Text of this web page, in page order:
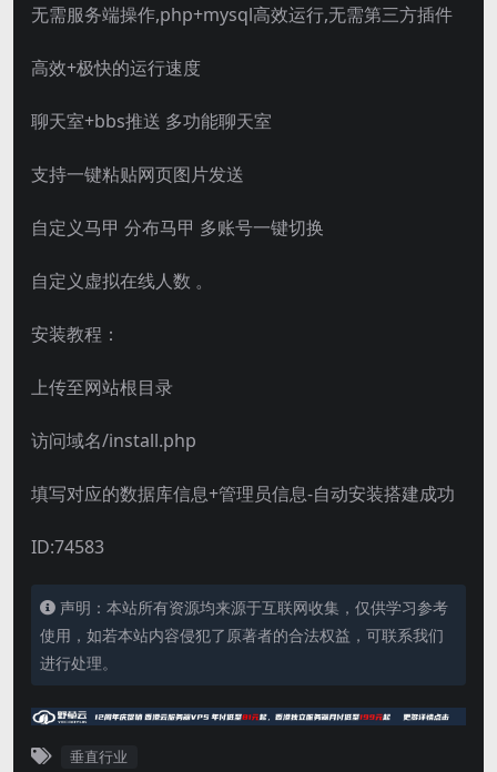
无需服务端操作,php+mysql高效运行,无需第三方插件
高效+极快的运行速度
聊天室+bbs推送 多功能聊天室
支持一键粘贴网页图片发送
自定义马甲 分布马甲 多账号一键切换
自定义虚拟在线人数 。
安装教程：
上传至网站根目录
访问域名/install.php
填写对应的数据库信息+管理员信息-自动安装搭建成功
ID:74583
声明：本站所有资源均来源于互联网收集，仅供学习参考
使用，如若本站内容侵犯了原著者的合法权益，可联系我们
进行处理。
垂直行业